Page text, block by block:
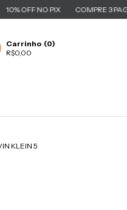
NO PIX COMPRE 3 PAGUE 2 EM
Carrinho (0)
R$0,00
KLEIN 5